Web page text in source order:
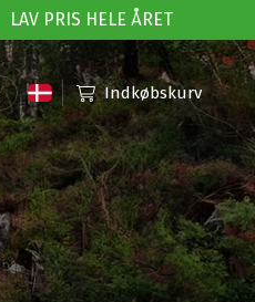
LAV PRIS HELE ÅRET
Indkøbskurv